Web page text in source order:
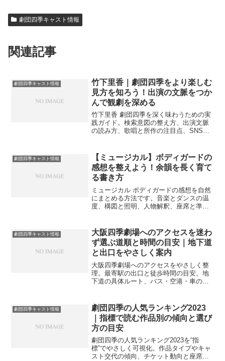
劇団四季キャスト情報
関連記事
劇団四季キャスト情報
竹下里香｜劇団四季をより楽しむ
見方を知ろう！出演の文脈をつか
んで観劇を深める
竹下里香 劇団四季を深く味わうための実
践ガイド。検索意図の整え方、出演文脈
の読み方、歌唱と所作の注目点、SNSと
劇団四季キャスト情報
【ミュージカル】ボディガードの
感想を整えよう！余韻を長く育て
る書き方
ミュージカル ボディガードの感想を自然
にまとめる方法です。音楽とダンスの温
度、構図と照明、人物解釈、座席と準
劇団四季キャスト情報
大阪四季劇場へのアクセスを迷わ
ず選ぶ道順と時間の目安｜地下道
と出口をやさしく案内
大阪四季劇場へのアクセスをやさしく整
理。最寄駅の出口と徒歩時間の目安、地
下道の具体ルート、バス・空港・車の行
す。
劇団四季キャスト情報
劇団四季の人気ランキング2023
｜指標で読む作品別の傾向と選び
方の目安
劇団四季の人気ランキング2023を“指
標”でやさしく可視化。作品タイプやキャ
スト交代の傾向、チケット動向と座席の